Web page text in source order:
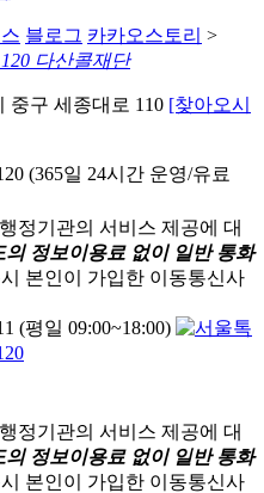
블로그 카카오스토리 >
다산콜재단
중구 세종대로 110 [찾아오시
(365일 24시간 운영/유료
정기관의 서비스 제공에 대
의 정보이용료 없이 일반 통화
본인이 가입한 이동통신사
(평일 09:00~18:00)
정기관의 서비스 제공에 대
의 정보이용료 없이 일반 통화
본인이 가입한 이동통신사